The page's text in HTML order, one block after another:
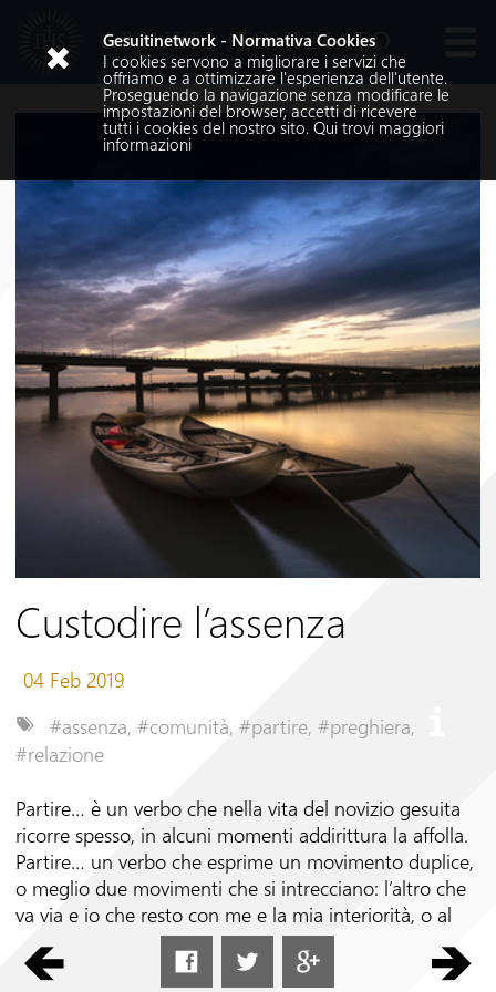
GESUITI NOVIZIATO
Custodire l’assenza
04 Feb 2019
#assenza, #comunità, #partire, #preghiera,
#relazione
Partire… è un verbo che nella vita del novizio gesuita
ricorre spesso, in alcuni momenti addirittura la affolla.
Partire… un verbo che esprime un movimento duplice,
o meglio due movimenti che si intrecciano: l’altro che
va via e io che resto con me e la mia interiorità, o al
contrario, io mi allontano con il bagaglio del mio
mondo interiore e l’altro che resta fermo a guardarmi
Lingue
Cerca nel sito
Cerca
Seguici su
Gesuitinetwork - Normativa Cookies
I cookies servono a migliorare i servizi che
offriamo e a ottimizzare l'esperienza dell'utente.
Proseguendo la navigazione senza modificare le
impostazioni del browser, accetti di ricevere
tutti i cookies del nostro sito. Quitrovi maggiori
informazioni